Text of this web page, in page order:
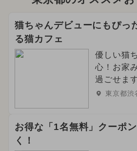
猫ちゃんデビューにもぴっ
る猫カフェ
優しい猫
心！お家
過ごせま
東京都渋
お得な「1名無料」クーポ
く！